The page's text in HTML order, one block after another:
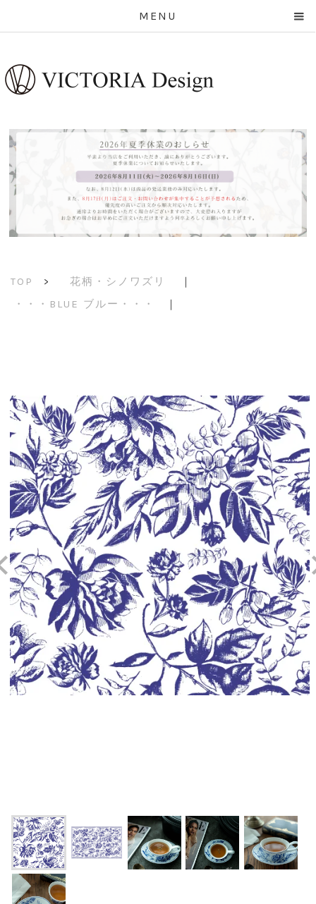
MENU
TOP > 花柄・シノワズリ
｜
・・・BLUE ブルー・・・
｜